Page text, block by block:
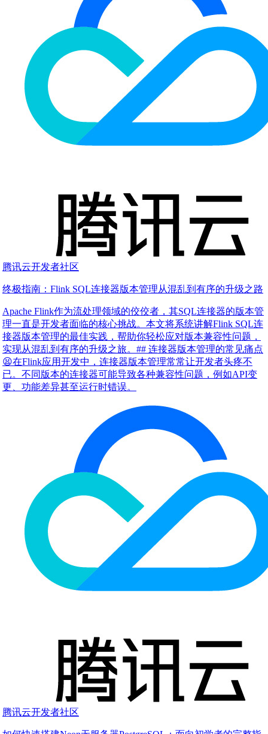
腾讯云开发者社区
终极指南：Flink SQL连接器版本管理从混乱到有序的升级之路
Apache Flink作为流处理领域的佼佼者，其SQL连接器的版本管
理一直是开发者面临的核心挑战。本文将系统讲解Flink SQL连
接器版本管理的最佳实践，帮助你轻松应对版本兼容性问题，
实现从混乱到有序的升级之旅。## 连接器版本管理的常见痛点
😫在Flink应用开发中，连接器版本管理常常让开发者头疼不
已。不同版本的连接器可能导致各种兼容性问题，例如API变
更、功能差异甚至运行时错误。
腾讯云开发者社区